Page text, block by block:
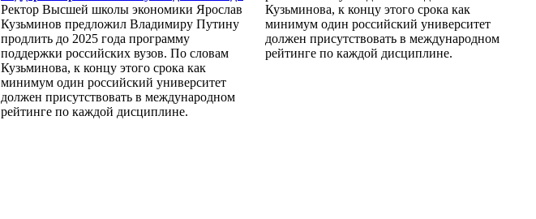
Ректор Высшей школы экономики Ярослав
Кузьминов предложил Владимиру Путину
продлить до 2025 года программу
поддержки российских вузов. По словам
Кузьминова, к концу этого срока как
минимум один российский университет
должен присутствовать в международном
рейтинге по каждой дисциплине.
Кузьминова, к концу этого срока как
минимум один российский университет
должен присутствовать в международном
рейтинге по каждой дисциплине.